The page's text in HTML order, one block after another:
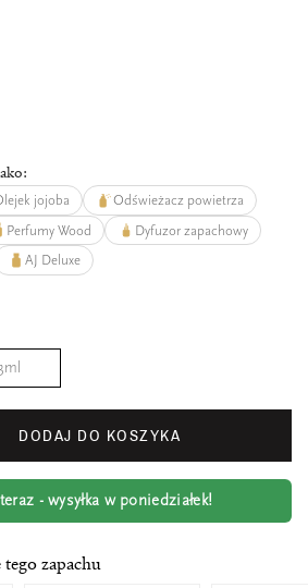
jojoba
Odświeżacz powietrza
Perfumy Wood
Dyfuzor zapachowy
AJ Deluxe
DODAJ DO KOSZYKA
- wysyłka w poniedziałek!
zapachu